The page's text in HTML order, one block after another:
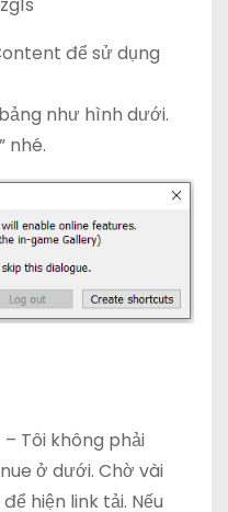
để sử dụng
như hình dưới.
nhé.
Tôi không phải
ở dưới. Chờ vài
hiện link tải. Nếu